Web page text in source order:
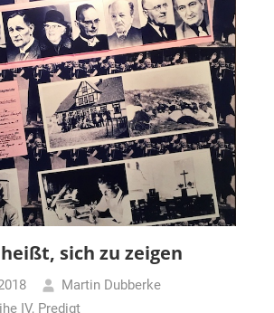
sich zu zeigen
Martin Dubberke
IV, Predigt